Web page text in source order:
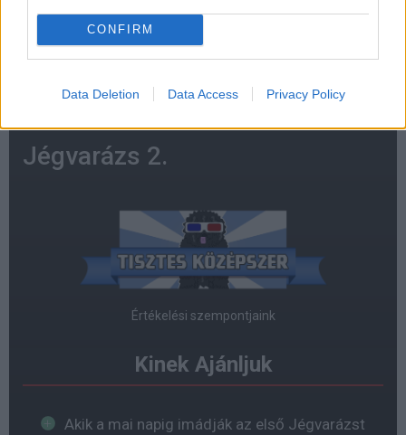
CONFIRM
Data Deletion Data Access Privacy Policy
Jégvarázs 2.
Értékelési szempontjaink
Kinek Ajánljuk
Akik a mai napig imádják az első Jégvarázst